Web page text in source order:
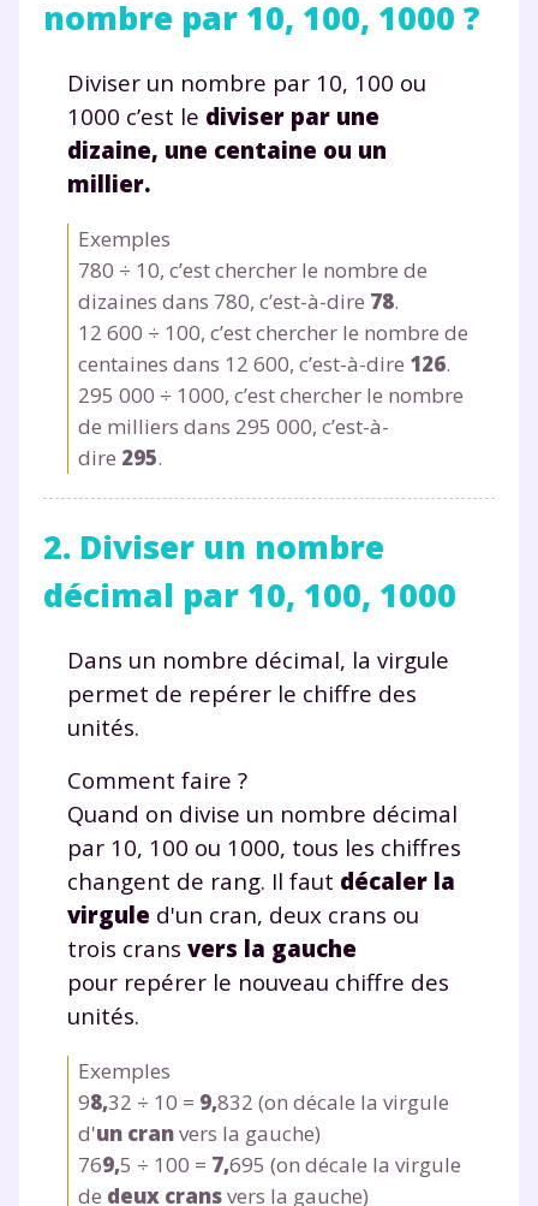
nombre par 10, 100, 1000 ?
Diviser un nombre par 10, 100 ou
1000 c’est le diviser par une
dizaine, une centaine ou un
millier.
Exemples
780 ÷ 10, c’est chercher le nombre de
dizaines dans 780, c’est-à-dire 78.
12 600 ÷ 100, c’est chercher le nombre de
centaines dans 12 600, c’est-à-dire 126.
295 000 ÷ 1000, c’est chercher le nombre
de milliers dans 295 000, c’est-à-
dire 295.
2. Diviser un nombre
décimal par 10, 100, 1000
Dans un nombre décimal, la virgule
permet de repérer le chiffre des
unités.
Comment faire ?
Quand on divise un nombre décimal
par 10, 100 ou 1000, tous les chiffres
changent de rang. Il faut décaler la
virgule d'un cran, deux crans ou
trois crans vers la gauche
pour repérer le nouveau chiffre des
unités.
Exemples
98,32 ÷ 10 = 9,832 (on décale la virgule
d'un cranvers la gauche)
769,5 ÷ 100 = 7,695 (on décale la virgule
de deux cransvers la gauche)